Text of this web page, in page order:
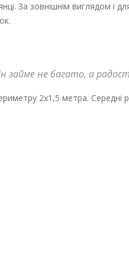
За зовнішнім виглядом і
займе не багато, а
2х1,5 метра. Середні